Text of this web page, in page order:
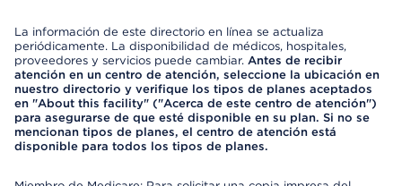
La información de este directorio en línea se actualiza
periódicamente. La disponibilidad de médicos, hospitales,
proveedores y servicios puede cambiar. Antes de recibir
atención en un centro de atención, seleccione la ubicación en
nuestro directorio y verifique los tipos de planes aceptados
en "About this facility" ("Acerca de este centro de atención")
para asegurarse de que esté disponible en su plan. Si no se
mencionan tipos de planes, el centro de atención está
disponible para todos los tipos de planes.